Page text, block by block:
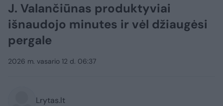
J. Valančiūnas produktyviai
išnaudojo minutes ir vėl džiaugėsi
pergale
2026 m. vasario 12 d. 06:37
Lrytas.lt